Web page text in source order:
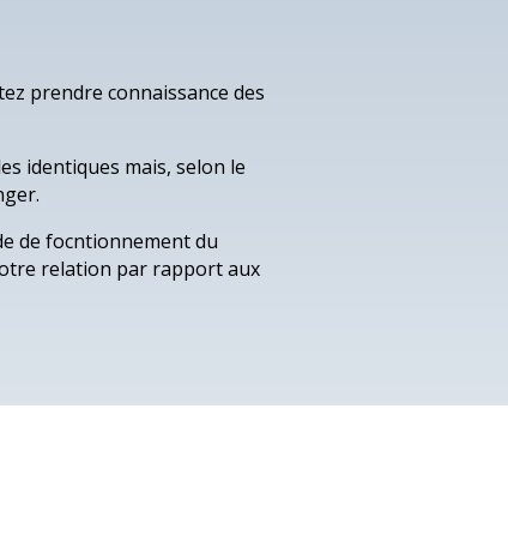
prendre connaissance des
identiques mais, selon le
de focntionnement du
relation par rapport aux